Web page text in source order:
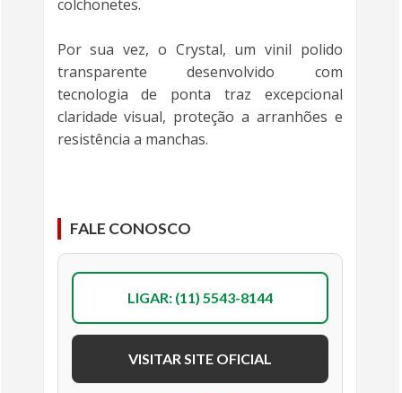
colchonetes.
Por sua vez, o Crystal, um vinil polido
transparente desenvolvido com
tecnologia de ponta traz excepcional
claridade visual, proteção a arranhões e
resistência a manchas.
FALE CONOSCO
LIGAR: (11) 5543-8144
VISITAR SITE OFICIAL